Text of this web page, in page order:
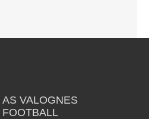
AS VALOGNES
FOOTBALL